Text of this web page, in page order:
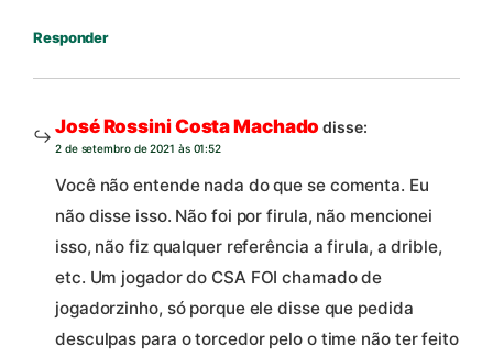
Responder
José Rossini Costa Machado disse:
2 de setembro de 2021 às 01:52
Você não entende nada do que se comenta. Eu
não disse isso. Não foi por firula, não mencionei
isso, não fiz qualquer referência a firula, a drible,
etc. Um jogador do CSA FOI chamado de
jogadorzinho, só porque ele disse que pedida
desculpas para o torcedor pelo o time não ter feito